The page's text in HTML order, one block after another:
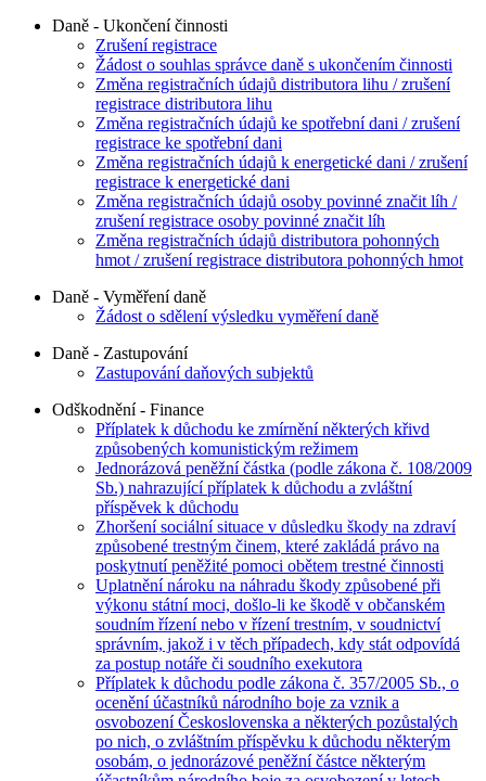
Daně - Ukončení činnosti
Zrušení registrace
Žádost o souhlas správce daně s ukončením činnosti
Změna registračních údajů distributora lihu / zrušení
registrace distributora lihu
Změna registračních údajů ke spotřební dani / zrušení
registrace ke spotřební dani
Změna registračních údajů k energetické dani / zrušení
registrace k energetické dani
Změna registračních údajů osoby povinné značit líh /
zrušení registrace osoby povinné značit líh
Změna registračních údajů distributora pohonných
hmot / zrušení registrace distributora pohonných hmot
Daně - Vyměření daně
Žádost o sdělení výsledku vyměření daně
Daně - Zastupování
Zastupování daňových subjektů
Odškodnění - Finance
Příplatek k důchodu ke zmírnění některých křivd
způsobených komunistickým režimem
Jednorázová peněžní částka (podle zákona č. 108/2009
Sb.) nahrazující příplatek k důchodu a zvláštní
příspěvek k důchodu
Zhoršení sociální situace v důsledku škody na zdraví
způsobené trestným činem, které zakládá právo na
poskytnutí peněžité pomoci obětem trestné činnosti
Uplatnění nároku na náhradu škody způsobené při
výkonu státní moci, došlo-li ke škodě v občanském
soudním řízení nebo v řízení trestním, v soudnictví
správním, jakož i v těch případech, kdy stát odpovídá
za postup notáře či soudního exekutora
Příplatek k důchodu podle zákona č. 357/2005 Sb., o
ocenění účastníků národního boje za vznik a
osvobození Československa a některých pozůstalých
po nich, o zvláštním příspěvku k důchodu některým
osobám, o jednorázové peněžní částce některým